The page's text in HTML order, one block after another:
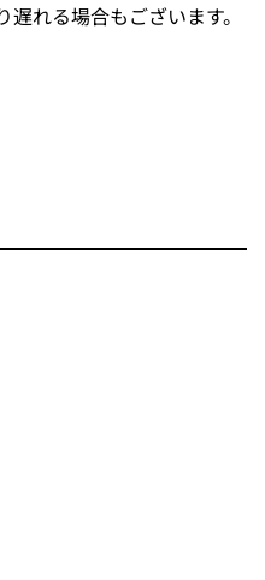
れる場合もございます。